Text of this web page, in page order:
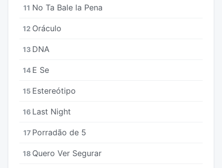
11 No Ta Bale la Pena
12 Oráculo
13 DNA
14 E Se
15 Estereótipo
16 Last Night
17 Porradão de 5
18 Quero Ver Segurar